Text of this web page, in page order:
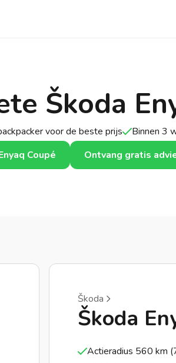
Škoda
voor de beste prijs
Binnen 3
Coupé
Ontvang gratis
Škoda
Škoda
Actieradius 560 km